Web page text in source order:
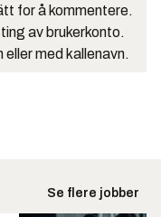
for å kommentere.
av brukerkonto.
eller med kallenavn.
Se flere jobber